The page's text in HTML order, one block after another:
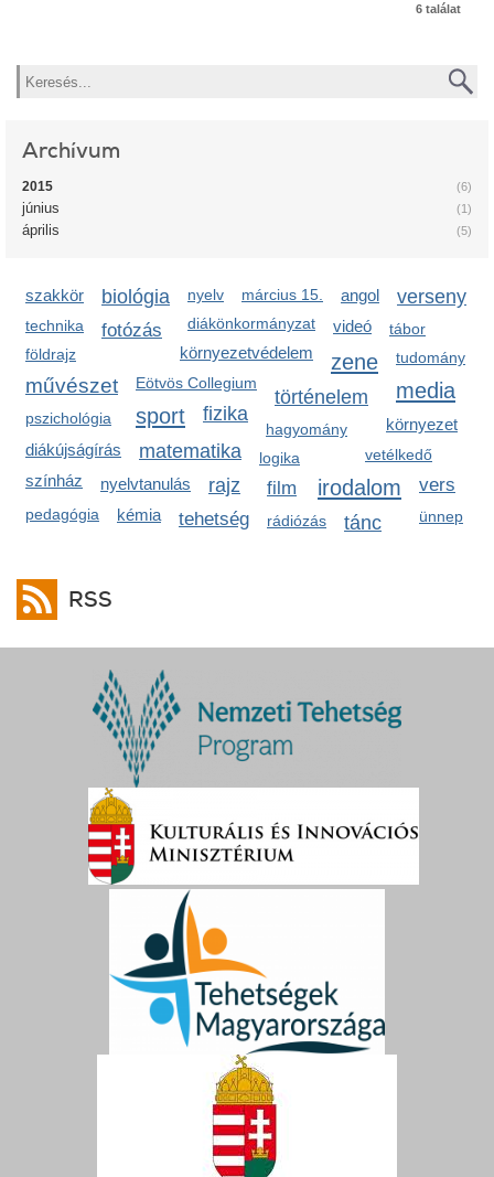
6 találat
Keresés
Archívum
(6)
2015
(1)
június
(5)
április
szakkör biológia nyelv március 15. angol
diákönkormányzat
verseny
technika videó
fotózás tábor
környezetvédelem
földrajz zene
művészet Eötvös Collegium
tudomány
media
történelem
sport
pszichológia környezet
fizika
hagyomány
diákújságírás matematika vetélkedő
logika
színház nyelvtanulás rajz irodalom vers
pedagógia kémia ünnep
tehetség rádiózás
film
tánc
RSS